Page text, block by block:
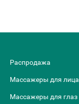
Распродажа
Массажеры для лица
Массажеры для глаз